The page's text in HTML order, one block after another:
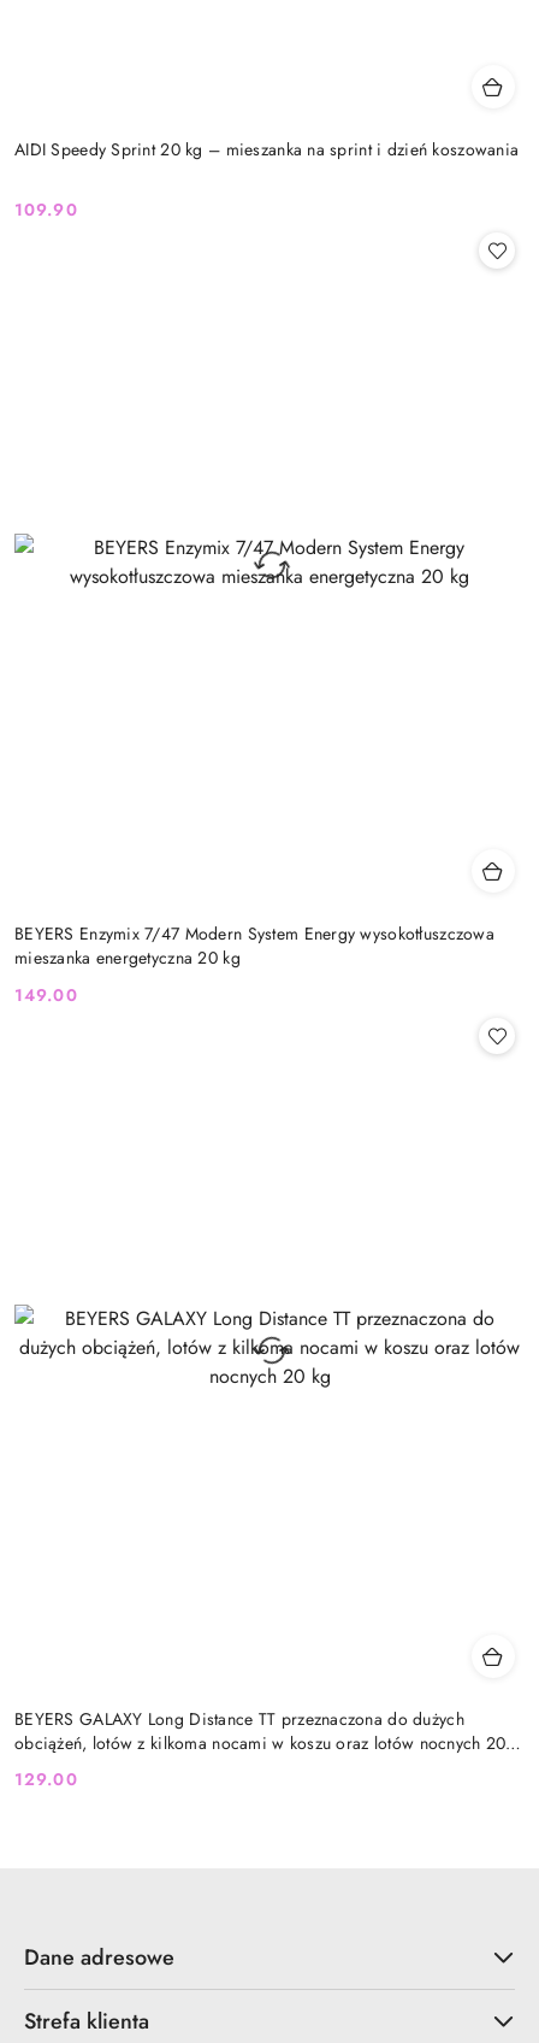
AIDI Speedy Sprint 20 kg – mieszanka na sprint i dzień koszowania
Cena:
109.90
BEYERS Enzymix 7/47 Modern System Energy wysokotłuszczowa
mieszanka energetyczna 20 kg
Cena:
149.00
BEYERS GALAXY Long Distance TT przeznaczona do dużych
obciążeń, lotów z kilkoma nocami w koszu oraz lotów nocnych 20
Cena:
129.00
Dane adresowe
Strefa klienta